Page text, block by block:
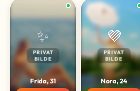
✨
PRIVAT
BILDE
Frida, 31
💜
PRIVAT
BILDE
Nora, 24